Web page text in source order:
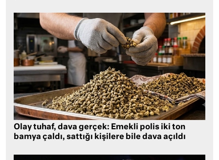
Olay tuhaf, dava gerçek: Emekli polis iki ton
bamya çaldı, sattığı kişilere bile dava açıldı